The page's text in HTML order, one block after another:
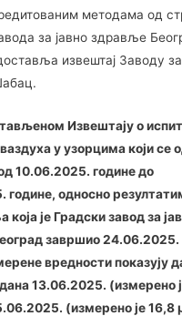
методама од
за јавно здравље
извештај Заводу за
Извештају о
у узорцима који се
10.06.2025. године до
године, односно
која је Градски завод за
завршио 24.06.2025.
вредности показују
13.06.2025. (измерено
(измерено је 16,8